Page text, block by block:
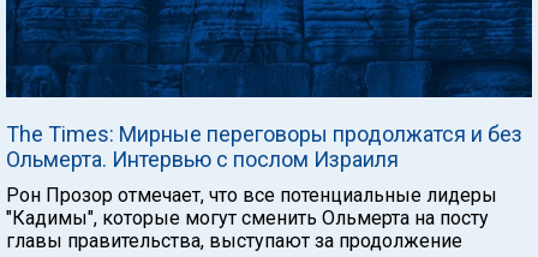
The Times: Мирные переговоры продолжатся и без
Ольмерта. Интервью с послом Израиля
Рон Прозор отмечает, что все потенциальные лидеры
"Кадимы", которые могут сменить Ольмерта на посту
главы правительства, выступают за продолжение